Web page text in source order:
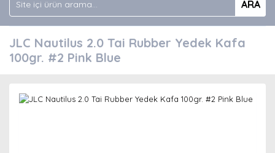
ARA
JLC Nautilus 2.0 Tai Rubber Yedek Kafa
100gr. #2 Pink Blue